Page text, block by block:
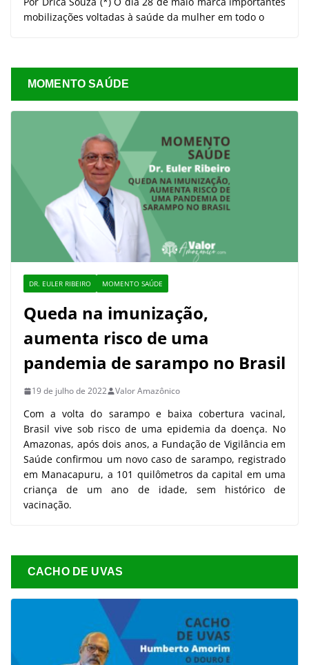
mobilizações voltadas à saúde da mulher em todo o
MOMENTO SAÚDE
DR. EULER RIBEIRO MOMENTO SAÚDE
Queda na imunização,
aumenta risco de uma
pandemia de sarampo no Brasil
19 de julho de 2022 Valor Amazônico
Com a volta do sarampo e baixa cobertura vacinal,
Brasil vive sob risco de uma epidemia da doença. No
Amazonas, após dois anos, a Fundação de Vigilância em
Saúde confirmou um novo caso de sarampo, registrado
em Manacapuru, a 101 quilômetros da capital em uma
criança de um ano de idade, sem histórico de
vacinação.
CACHO DE UVAS